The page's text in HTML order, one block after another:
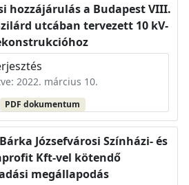
hozzájárulás a Budapest VIII.
utcában tervezett 10 kV-
2022. március 10.
PDF dokumentum
Józsefvárosi Színházi- és
Kft-vel kötendő
megállapodás